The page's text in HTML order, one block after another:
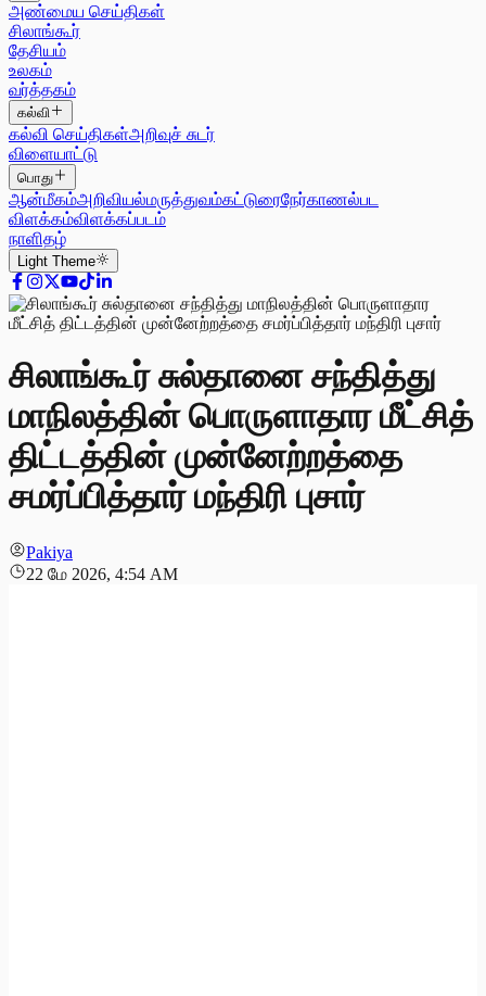
அண்மைய செய்திகள்
சிலாங்கூர்
தேசியம்
உலகம்
வர்த்தகம்
கல்வி
கல்வி செய்திகள்அறிவுச் சுடர்
விளையாட்டு
பொது
ஆன்மீகம்அறிவியல்மருத்துவம்கட்டுரைநேர்காணல்பட
விளக்கம்விளக்கப்படம்
நாளிதழ்
Light Theme
சிலாங்கூர் சுல்தானை சந்தித்து
மாநிலத்தின் பொருளாதார மீட்சித்
திட்டத்தின் முன்னேற்றத்தை
சமர்ப்பித்தார் மந்திரி புசார்
Pakiya
22 மே 2026, 4:54 AM